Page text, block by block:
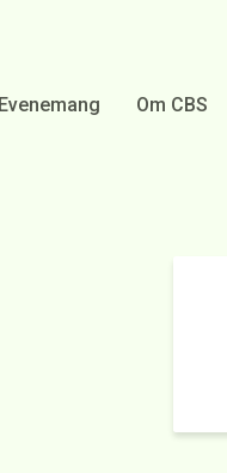
Evenemang Om CBS